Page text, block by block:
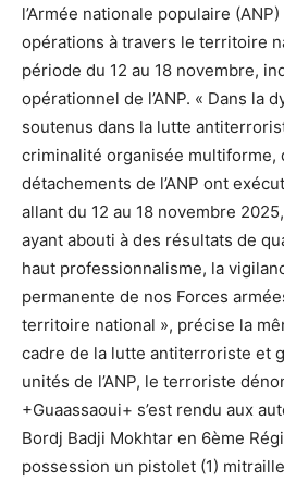
l’Armée nationale populaire
opérations à travers le territoire
période du 12 au 18 novembre,
opérationnel de l’ANP. « Dans la
soutenus dans la lutte
criminalité organisée multiforme,
détachements de l’ANP ont
allant du 12 au 18 novembre
ayant abouti à des résultats de
haut professionnalisme, la
permanente de nos Forces
territoire national », précise la
cadre de la lutte antiterroriste et
unités de l’ANP, le terroriste
+Guaassaoui+ s’est rendu aux
Bordj Badji Mokhtar en 6ème
possession un pistolet (1)